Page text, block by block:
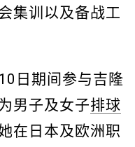
集训以及备战工
日期间参与吉隆
男子及女子排球
在日本及欧洲职